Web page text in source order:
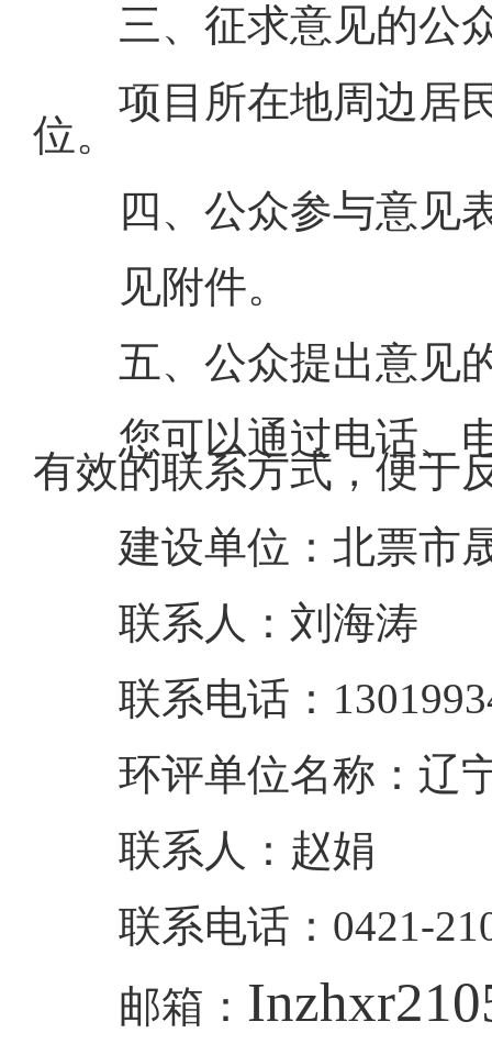
三、征求意见的公
项目所在地周边居
位。
四、公众参与意见
见附件。
五、公众提出意见
您可以通过电话、
有效的联系方式，便于
建设单位：北票市
联系人：刘海涛
联系电话：
环评单位名称：辽
联系人：赵娟
联系电话：0421-
邮箱：